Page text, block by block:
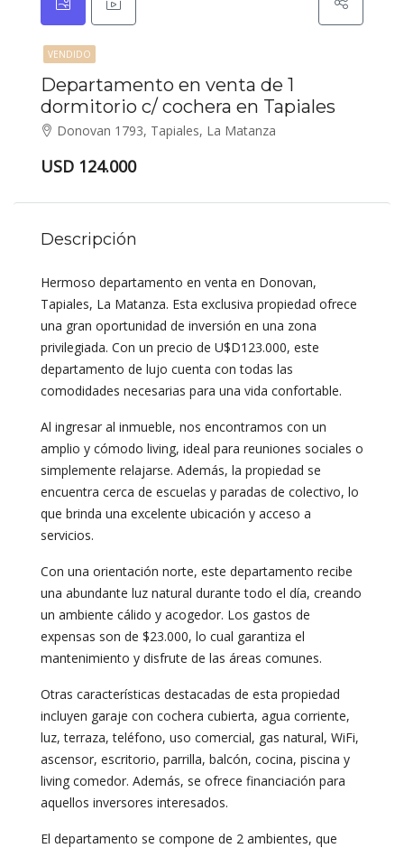
VENDIDO
Departamento en venta de 1
dormitorio c/ cochera en Tapiales
Donovan 1793, Tapiales, La Matanza
USD 124.000
Descripción
Hermoso departamento en venta en Donovan,
Tapiales, La Matanza. Esta exclusiva propiedad ofrece
una gran oportunidad de inversión en una zona
privilegiada. Con un precio de U$D123.000, este
departamento de lujo cuenta con todas las
comodidades necesarias para una vida confortable.
Al ingresar al inmueble, nos encontramos con un
amplio y cómodo living, ideal para reuniones sociales o
simplemente relajarse. Además, la propiedad se
encuentra cerca de escuelas y paradas de colectivo, lo
que brinda una excelente ubicación y acceso a
servicios.
Con una orientación norte, este departamento recibe
una abundante luz natural durante todo el día, creando
un ambiente cálido y acogedor. Los gastos de
expensas son de $23.000, lo cual garantiza el
mantenimiento y disfrute de las áreas comunes.
Otras características destacadas de esta propiedad
incluyen garaje con cochera cubierta, agua corriente,
luz, terraza, teléfono, uso comercial, gas natural, WiFi,
ascensor, escritorio, parrilla, balcón, cocina, piscina y
living comedor. Además, se ofrece financiación para
aquellos inversores interesados.
El departamento se compone de 2 ambientes, que